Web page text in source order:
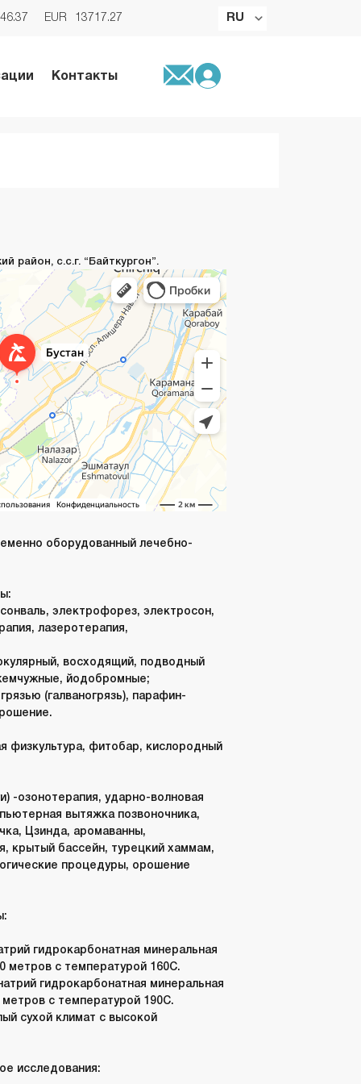
EUR 13717.27 RU
Контакты
район, с.с.г. “Байткургон”.
оборудованный лечебно-
электрофорез, электросон,
лазеротерапия,
восходящий, подводный
йодобромные;
(галваногрязь), парафин-
физкультура, фитобар, кислородный
-озонотерапия, ударно-волновая
вытяжка позвоночника,
Цзинда, аромаванны,
крытый бассейн, турецкий хаммам,
процедуры, орошение
гидрокарбонатная минеральная
метров с температурой 160С.
гидрокарбонатная минеральная
с температурой 190С.
сухой климат с высокой
исследования: